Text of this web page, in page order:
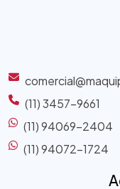
(11) 3457-9661
(11) 94069-2404
(11) 94072-1724